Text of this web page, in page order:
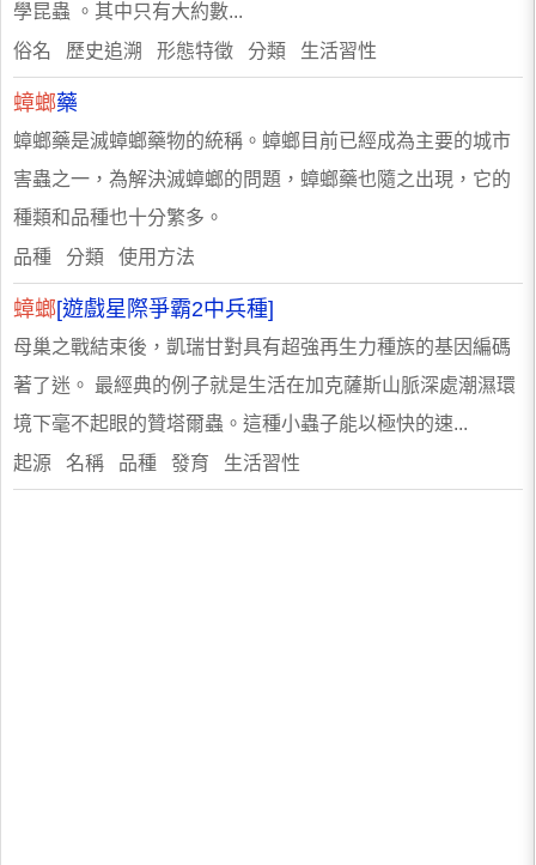
學昆蟲 。其中只有大約數...
俗名 歷史追溯 形態特徵 分類 生活習性
蟑螂藥
蟑螂藥是滅蟑螂藥物的統稱。蟑螂目前已經成為主要的城市
害蟲之一，為解決滅蟑螂的問題，蟑螂藥也隨之出現，它的
種類和品種也十分繁多。
品種 分類 使用方法
蟑螂[遊戲星際爭霸2中兵種]
母巢之戰結束後，凱瑞甘對具有超強再生力種族的基因編碼
著了迷。 最經典的例子就是生活在加克薩斯山脈深處潮濕環
境下毫不起眼的贊塔爾蟲。這種小蟲子能以極快的速...
起源 名稱 品種 發育 生活習性